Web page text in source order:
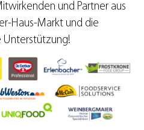
und Partner aus
Haus-Markt und die
Unterstützung!